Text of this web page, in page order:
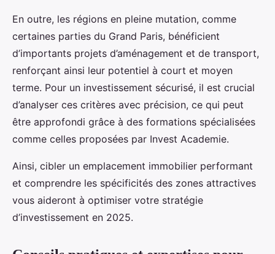
En outre, les régions en pleine mutation, comme
certaines parties du Grand Paris, bénéficient
d’importants projets d’aménagement et de transport,
renforçant ainsi leur potentiel à court et moyen
terme. Pour un investissement sécurisé, il est crucial
d’analyser ces critères avec précision, ce qui peut
être approfondi grâce à des formations spécialisées
comme celles proposées par Invest Academie.
Ainsi, cibler un emplacement immobilier performant
et comprendre les spécificités des zones attractives
vous aideront à optimiser votre stratégie
d’investissement en 2025.